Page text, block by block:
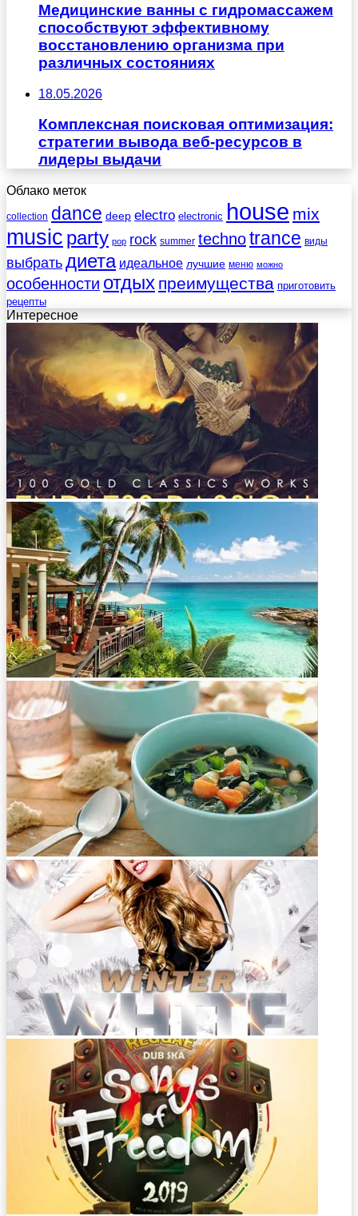
Медицинские ванны с гидромассажем
способствуют эффективному
восстановлению организма при
различных состояниях
18.05.2026
Комплексная поисковая оптимизация:
стратегии вывода веб-ресурсов в
лидеры выдачи
Облако меток
collection dance deep electro electronic house mix
music party pop rock summer technotrance виды
выбратьдиета идеальное лучшие меню можно
особенности отдых преимущества приготовить
рецепты
Интересное